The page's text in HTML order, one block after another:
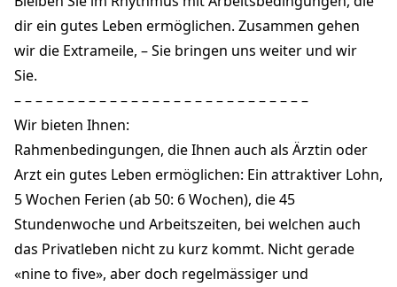
dir ein gutes Leben ermöglichen. Zusammen gehen
wir die Extrameile, – Sie bringen uns weiter und wir
Sie.
– – – – – – – – – – – – – – – – – – – – – – – – – – – –
Wir bieten Ihnen:
Rahmenbedingungen, die Ihnen auch als Ärztin oder
Arzt ein gutes Leben ermöglichen: Ein attraktiver Lohn,
5 Wochen Ferien (ab 50: 6 Wochen), die 45
Stundenwoche und Arbeitszeiten, bei welchen auch
das Privatleben nicht zu kurz kommt. Nicht gerade
«nine to five», aber doch regelmässiger und